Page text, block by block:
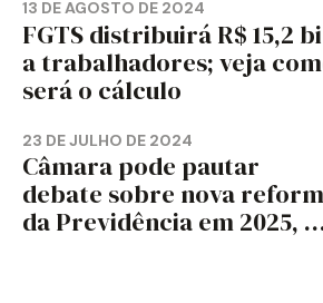
13 DE AGOSTO DE 2024
FGTS distribuirá R$ 15,2 bi
a trabalhadores; veja
será o cálculo
23 DE JULHO DE 2024
Câmara pode pautar
debate sobre nova
da Previdência em 2025,